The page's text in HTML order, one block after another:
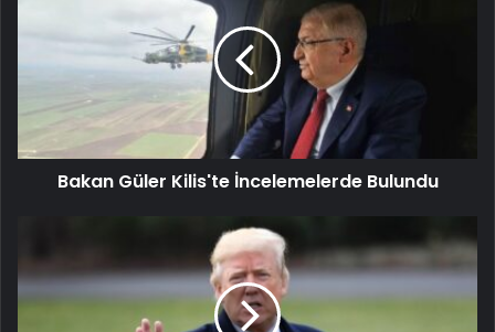
Bakan Güler Kilis'te İncelemelerde Bulundu